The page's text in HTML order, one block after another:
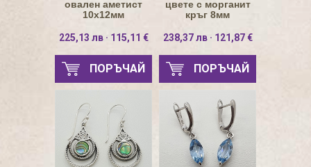
овален аметист
10х12мм
225,13 лв · 115,11 €
ПОРЪЧАЙ
цвете с морганит
кръг 8мм
238,37 лв · 121,87 €
ПОРЪЧАЙ